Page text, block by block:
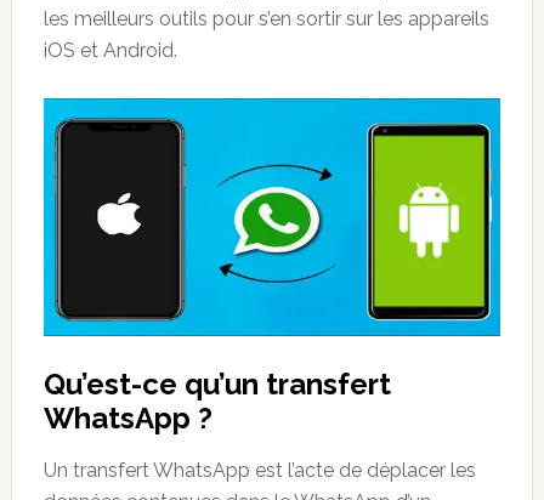
les meilleurs outils pour s’en sortir sur les appareils
iOS et Android.
Qu’est-ce qu’un transfert
WhatsApp ?
Un transfert WhatsApp est l’acte de déplacer les